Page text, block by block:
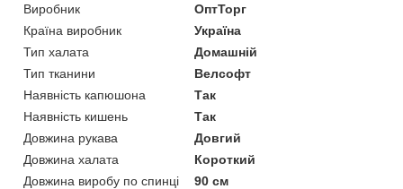
Виробник
ОптТорг
Країна виробник
Україна
Тип халата
Домашній
Тип тканини
Велсофт
Наявність капюшона
Так
Наявність кишень
Так
Довжина рукава
Довгий
Довжина халата
Короткий
Довжина виробу по спинці
90 см